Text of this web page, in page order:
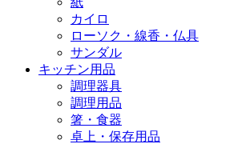
カイロ
ローソク・線香・仏具
サンダル
キッチン用品
調理器具
調理用品
箸・食器
卓上・保存用品